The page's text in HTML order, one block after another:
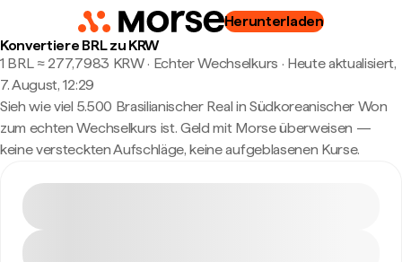
Herunterladen
Konvertiere BRL zu KRW
1 BRL ≈ 277,7983 KRW · Echter Wechselkurs · Heute aktualisiert,
7. August, 12:29
Sieh wie viel 5.500 Brasilianischer Real in Südkoreanischer Won
zum echten Wechselkurs ist. Geld mit Morse überweisen —
keine versteckten Aufschläge, keine aufgeblasenen Kurse.